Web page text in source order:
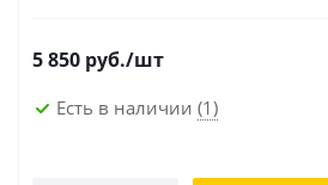
5 850 руб./шт
Есть в наличии (1)